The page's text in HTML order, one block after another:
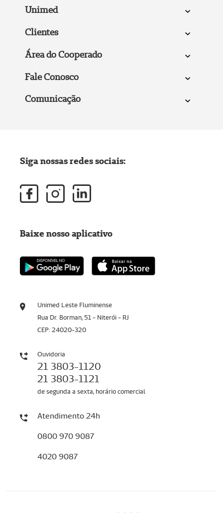
Unimed
Clientes
Área do Cooperado
Fale Conosco
Comunicação
Unimed Leste Fluminense
Rua Dr. Borman, 51 - Niterói - RJ
CEP: 24020-320
Ouvidoria
21 3803-1120
21 3803-1121
de segunda a sexta, horário comercial
Atendimento 24h
0800 970 9087
4020 9087
Siga nossas redes sociais:
Baixe nosso aplicativo